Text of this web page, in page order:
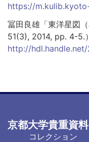
https://
冨田良雄「東洋星図
51(3), 2014, pp. 4-5.）
http://
京都大学貴重資
コレクション